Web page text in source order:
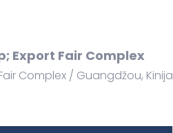
Export Fair Complex
Complex Guangdžou, Kinija